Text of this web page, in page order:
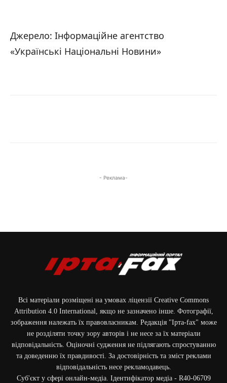
Джерело: Інформаційне агентство
«Українські Національні Новини»
- Реклама-
Всі матеріали розміщені на умовах ліцензії Creative Commons
Attribution 4.0 International, якщо не зазначено інше. Фотографії,
зображення належать їх правовласникам. Редакція "Ірта-fax" може
не розділяти точку зору авторів і не несе за їх матеріали
відповідальність. Оціночні судження не підлягають спростуванню
та доведенню їх правдивості. За достовірність та зміст реклами
відповідальність несе рекламодавець.
Cуб'єкт у сфері онлайн-медіа. Ідентифікатор медіа - R40-06709